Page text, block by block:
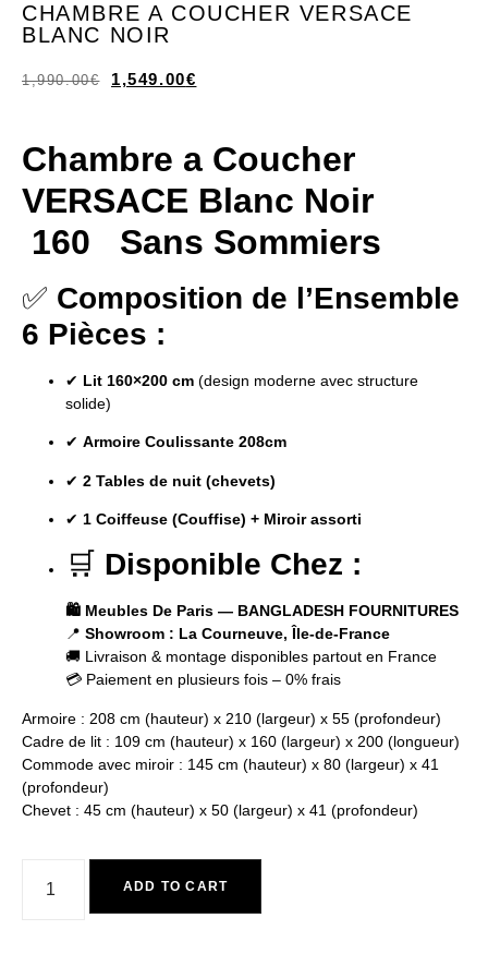
CHAMBRE A COUCHER VERSACE
BLANC NOIR
1,990.00€ 1,549.00€
Chambre a Coucher
VERSACE Blanc Noir
160 Sans Sommiers
✅ Composition de l’Ensemble
6 Pièces :
✔ Lit 160×200 cm (design moderne avec structure
solide)
✔ Armoire Coulissante 208cm
✔ 2 Tables de nuit (chevets)
✔ 1 Coiffeuse (Couffise) + Miroir assorti
🛒 Disponible Chez :
🛍️ Meubles De Paris — BANGLADESH FOURNITURES
📍 Showroom : La Courneuve, Île-de-France
🚚 Livraison & montage disponibles partout en France
💳 Paiement en plusieurs fois – 0% frais
Armoire : 208 cm (hauteur) x 210 (largeur) x 55 (profondeur)
Cadre de lit : 109 cm (hauteur) x 160 (largeur) x 200 (longueur)
Commode avec miroir : 145 cm (hauteur) x 80 (largeur) x 41
(profondeur)
Chevet : 45 cm (hauteur) x 50 (largeur) x 41 (profondeur)
ADD TO CART